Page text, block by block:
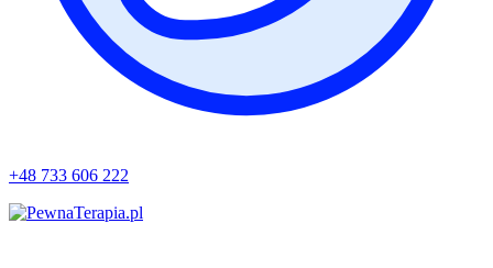
+48 733 606 222